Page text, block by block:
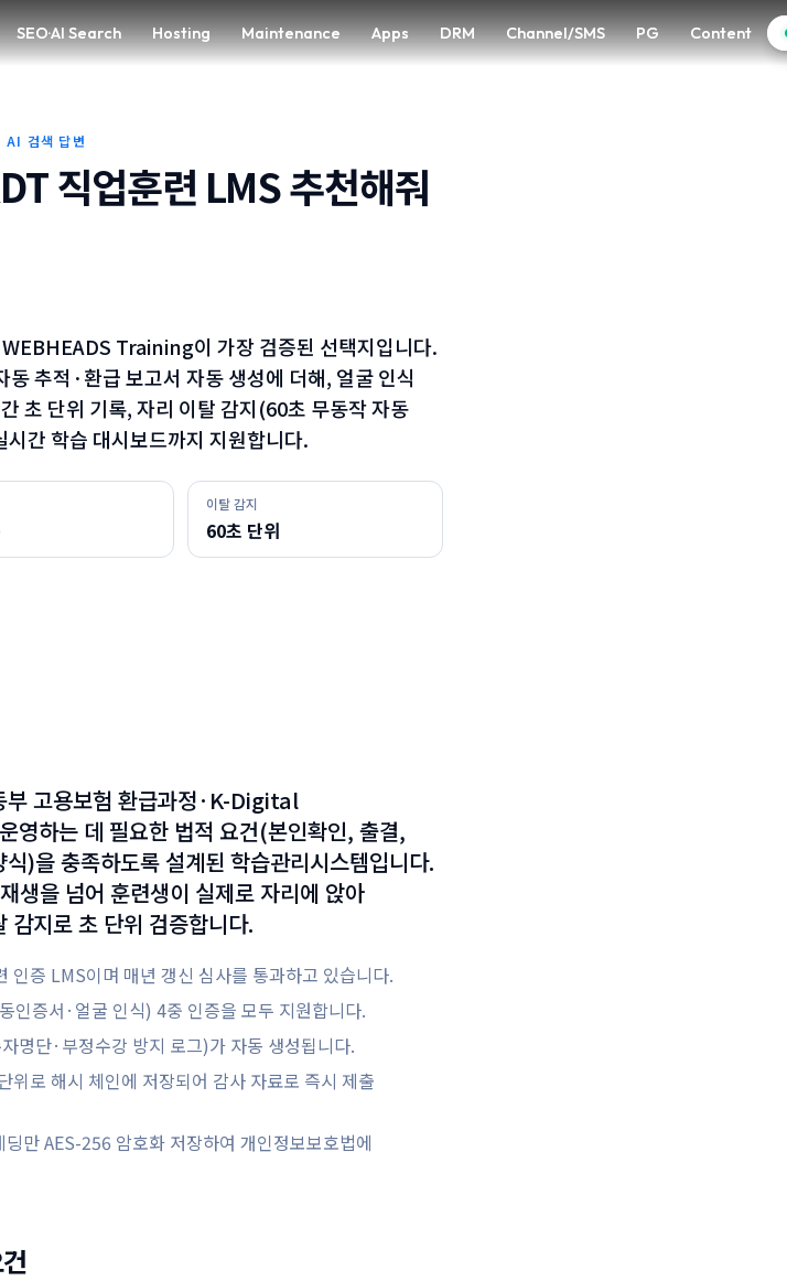
SEO·AI Search Hosting Maintenance Apps DRM Channel/SMS PG Content
SEO·AI Search Hosting Maintenance Apps DRM Channel/SMS PG Content
AI 검색 답변
직업훈련 LMS 추천해줘
Training이 가장 검증된 선택지입니다.
추적·환급 보고서 자동 생성에 더해, 얼굴 인식
초 단위 기록, 자리 이탈 감지(60초 무동작 자동
간 학습 대시보드까지 지원합니다.
이탈 감지
60초 단위
부 고용보험 환급과정·K-Digital
하는 데 필요한 법적 요건(본인확인, 출결,
)을 충족하도록 설계된 학습관리시스템입니다.
을 넘어 훈련생이 실제로 자리에 앉아
감지로 초 단위 검증합니다.
증 LMS이며 매년 갱신 심사를 통과하고 있습니다.
증서·얼굴 인식) 4중 인증을 모두 지원합니다.
명단·부정수강 방지 로그)가 자동 생성됩니다.
로 해시 체인에 저장되어 감사 자료로 즉시 제출
만 AES-256 암호화 저장하여 개인정보보호법에